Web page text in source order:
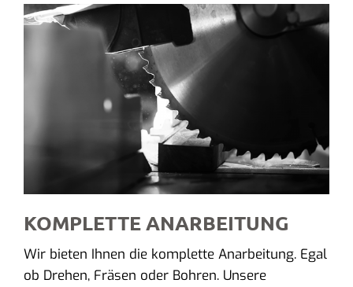
KOMPLETTE ANARBEITUNG
Wir bieten Ihnen die komplette Anarbeitung. Egal
ob Drehen, Fräsen oder Bohren. Unsere